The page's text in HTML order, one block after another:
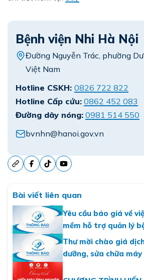
Bệnh viện Nhi Hà Nội
Đường Nguyễn Trác, phường
Việt Nam
Hotline CSKH: 0826 722 822
Hotline Cấp cứu: 0862 452 083
Đường dây nóng: 0981 514 550
bvnhn@hanoi.gov.vn
Bài viết liên quan
Yêu cầu báo giá về
mềm hỗ trợ quản lý
viện Nhi Hà Nội
Thư mời chào giá
dưỡng, sửa chữa